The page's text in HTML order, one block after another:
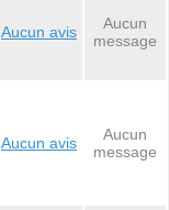
Aucun avis
Aucun
message
Aucun avis
Aucun
message